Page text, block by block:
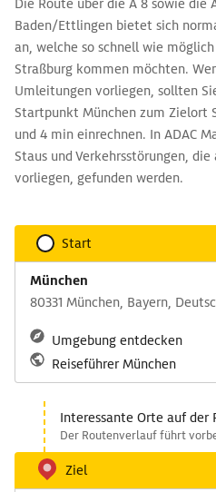
Die Route über die A 8 sowie die
Baden/Ettlingen bietet sich
an, welche so schnell wie
Straßburg kommen möchten.
Umleitungen vorliegen, sollten
Startpunkt München zum Zielort
und 4 min einrechnen. In ADAC
Staus und Verkehrsstörungen,
vorliegen, gefunden werden.
Start
München
80331 München, Bayern,
Umgebung entdecken
Reiseführer München
Interessante Orte auf der
Der Routenverlauf führt
Ziel